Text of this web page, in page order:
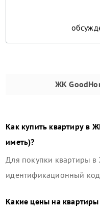
ЖК
Как купить квартиру в
иметь)?
Для покупки квартиры в
идентификационный
Какие цены на